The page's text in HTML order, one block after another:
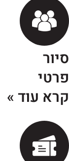
עוד »